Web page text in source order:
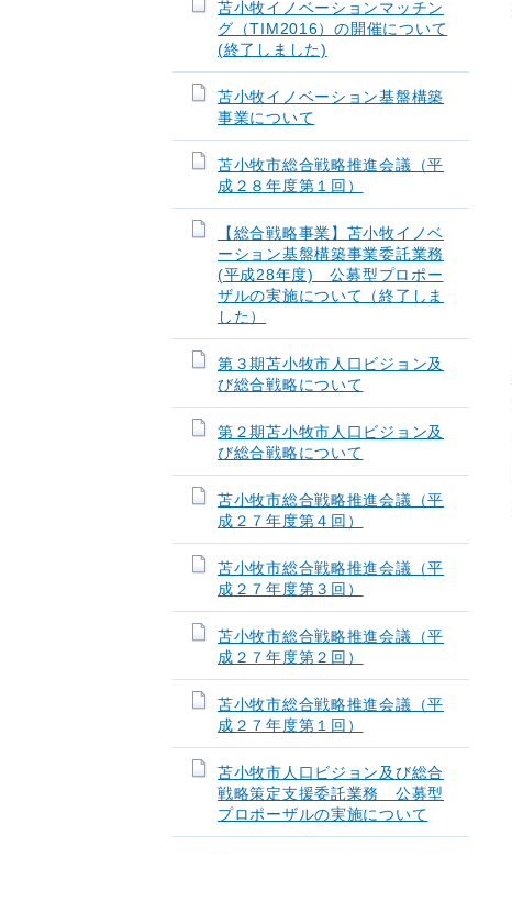
苫小牧イノベーションマッチン
グ（TIM2016）の開催について
(終了しました)
苫小牧イノベーション基盤構築
事業について
苫小牧市総合戦略推進会議（平
成２８年度第１回）
【総合戦略事業】苫小牧イノベ
ーション基盤構築事業委託業務
(平成28年度) 公募型プロポー
ザルの実施について（終了しま
した）
第３期苫小牧市人口ビジョン及
び総合戦略について
第２期苫小牧市人口ビジョン及
び総合戦略について
苫小牧市総合戦略推進会議（平
成２７年度第４回）
苫小牧市総合戦略推進会議（平
成２７年度第３回）
苫小牧市総合戦略推進会議（平
成２７年度第２回）
苫小牧市総合戦略推進会議（平
成２７年度第１回）
苫小牧市人口ビジョン及び総合
戦略策定支援委託業務 公募型
プロポーザルの実施について